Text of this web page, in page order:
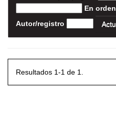
En orden
Autor/registro
Resultados 1-1 de 1.